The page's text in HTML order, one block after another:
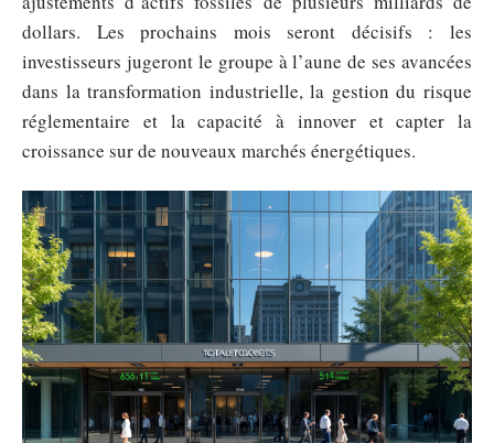
dollars. Les prochains mois seront décisifs : les
investisseurs jugeront le groupe à l’aune de ses avancées
dans la transformation industrielle, la gestion du risque
réglementaire et la capacité à innover et capter la
croissance sur de nouveaux marchés énergétiques.